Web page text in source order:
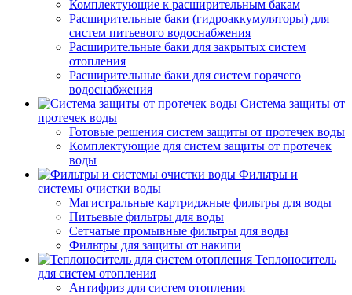
Комплектующие к расширительным бакам
Расширительные баки (гидроаккумуляторы) для
систем питьевого водоснабжения
Расширительные баки для закрытых систем
отопления
Расширительные баки для систем горячего
водоснабжения
Система защиты от
протечек воды
Готовые решения систем защиты от протечек воды
Комплектующие для систем защиты от протечек
воды
Фильтры и
системы очистки воды
Магистральные картриджные фильтры для воды
Питьевые фильтры для воды
Сетчатые промывные фильтры для воды
Фильтры для защиты от накипи
Теплоноситель
для систем отопления
Антифриз для систем отопления